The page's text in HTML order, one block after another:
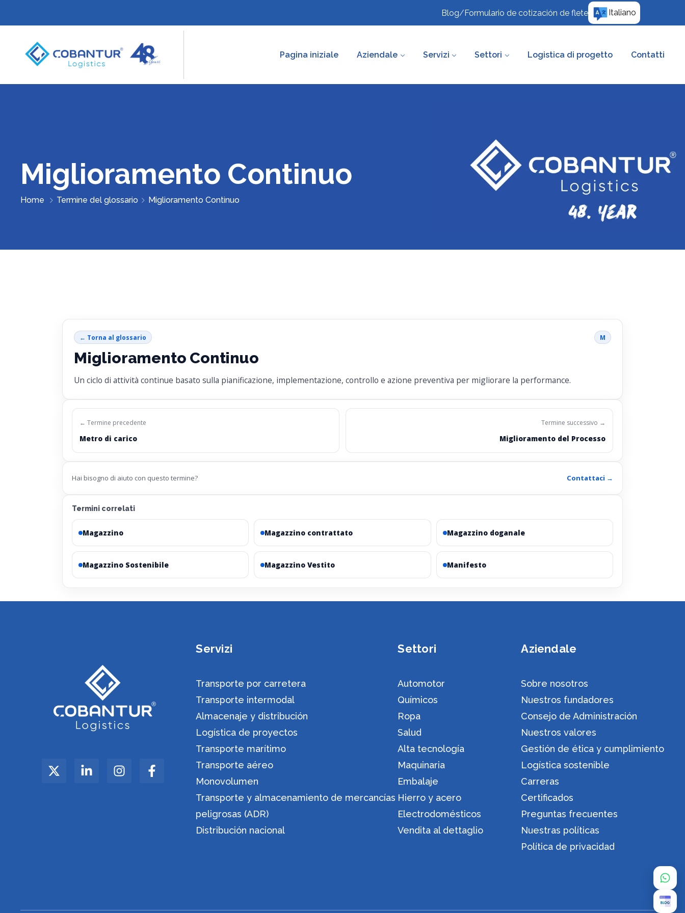
Blog/Formulario de cotización de flete Italiano
Pagina iniziale Aziendale Servizi Settori Logistica di progetto Contatti
Miglioramento Continuo
Home Termine del glossario Miglioramento Continuo
← Torna al glossario M
Miglioramento Continuo
Un ciclo di attività continue basato sulla pianificazione, implementazione, controllo e azione preventiva per migliorare la performance.
← Termine precedente
Metro di carico
Termine successivo →
Miglioramento del Processo
Hai bisogno di aiuto con questo termine? Contattaci →
Termini correlati
Magazzino Magazzino contrattato Magazzino doganale
Magazzino Sostenibile Magazzino Vestito Manifesto
Servizi
Transporte por carretera
Transporte intermodal
Almacenaje y distribución
Logística de proyectos
Transporte marítimo
Transporte aéreo
Monovolumen
Transporte y almacenamiento de mercancías
peligrosas (ADR)
Distribución nacional
Settori
Automotor
Químicos
Ropa
Salud
Alta tecnología
Maquinaria
Embalaje
Hierro y acero
Electrodomésticos
Vendita al dettaglio
Aziendale
Sobre nosotros
Nuestros fundadores
Consejo de Administración
Nuestros valores
Gestión de ética y cumplimiento
Logística sostenible
Carreras
Certificados
Preguntas frecuentes
Nuestras políticas
Política de privacidad